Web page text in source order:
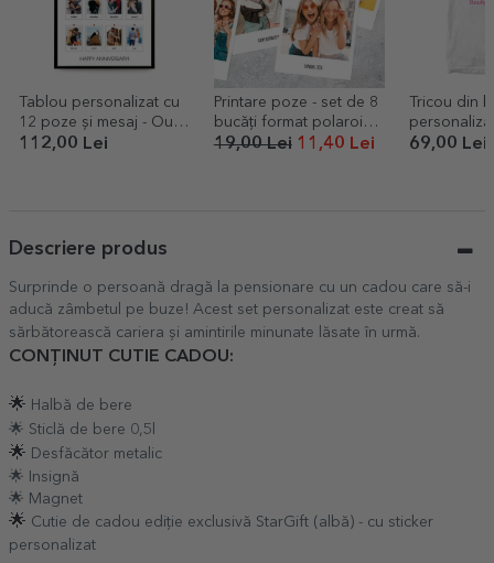
Tablou personalizat cu
12 poze și mesaj - Our
memories
112,00 Lei
Printare poze - set de 8
bucăți format polaroid
10x12cm
19,00 Lei11,40 Lei
Tricou din
Echipa
69,00 Lei
Descriere produs
Surprinde o persoană dragă la pensionare cu un cadou care să-i
aducă zâmbetul pe buze! Acest set personalizat este creat să
sărbătorească cariera și amintirile minunate lăsate în urmă.
CONȚINUT CUTIE CADOU:
🌟 Halbă de bere
🌟 Sticlă de bere 0,5l
🌟 Desfăcător metalic
🌟 Insignă
🌟 Magnet
🌟 Cutie de cadou ediție exclusivă StarGift (albă) - cu sticker
personalizat